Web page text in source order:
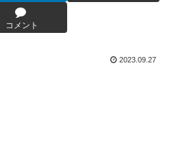
コメント
2023.09.27